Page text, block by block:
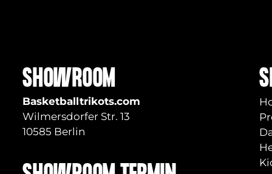
SHOWROOM
Basketballtrikots.com
Wilmersdorfer Str. 13
10585 Berlin